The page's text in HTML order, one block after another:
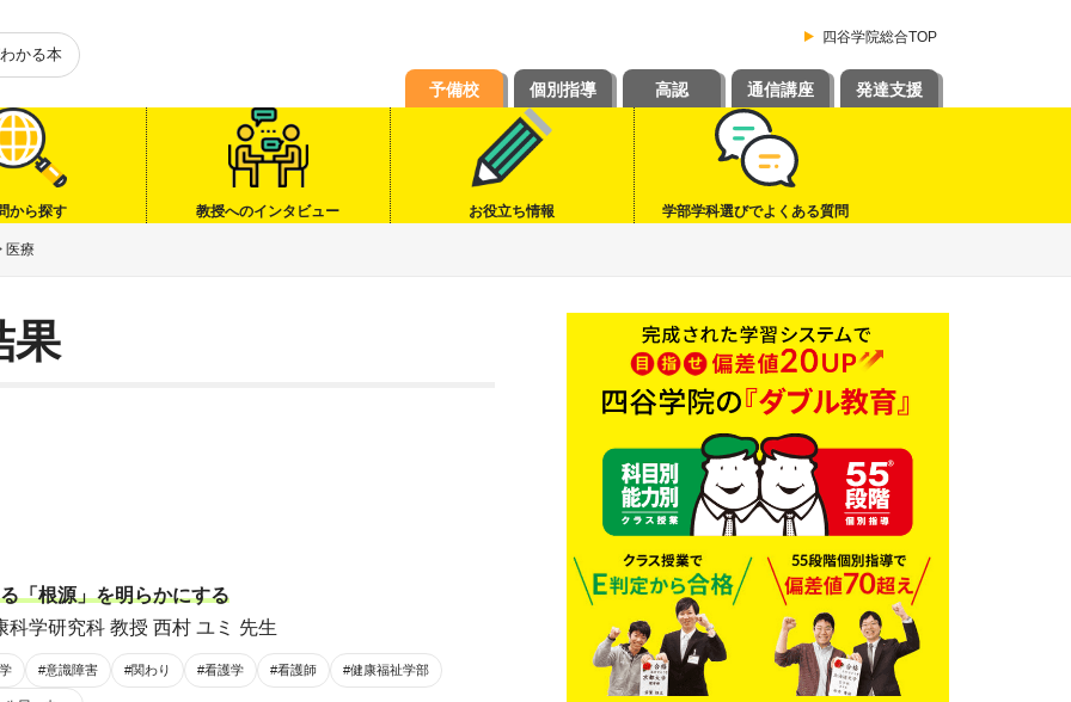
かる本
四谷学院総合TOP
予備校 個別指導 高認 通信講座 発達支援
から探す 教授へのインタビュー お役立ち情報 学部学科選びでよくある質問
医療
果
「根源」を明らかにする
学研究科 教授 西村 ユミ 先生
#意識障害 #関わり #看護学 #看護師 #健康福祉学部